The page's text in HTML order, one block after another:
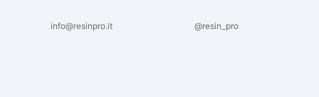
info@resinpro.it @resin_pro